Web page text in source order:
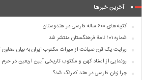
آخرین خبرها
کتیبه‌های ۶۰۰ ساله فارسی در هندوستان
شماره ۱۰۱ نامۀ فرهنگستان منتشر شد
روایت یک قرن صیانت از میراث مکتوب ایران به بیان معاون
رونمایی از اسناد کهن و مکتوب تاریخی آیین اربعین در
چرا زبان فارسی در هند کم‌رنگ شد؟